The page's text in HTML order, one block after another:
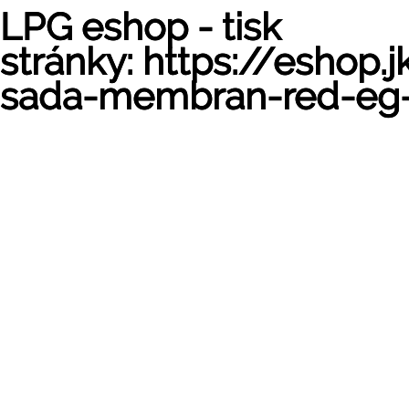
LPG eshop - tisk
stránky: https://
sada-membran-red-